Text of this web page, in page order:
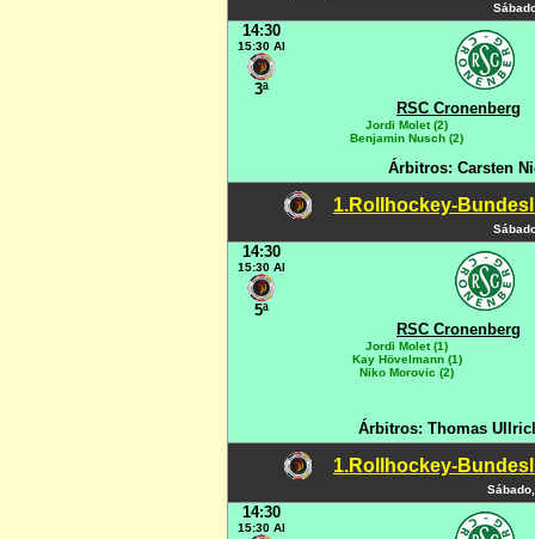
14:30
15:30 Al
3ª
RSC Cronenberg
Jordi Molet (2)
Benjamin Nusch (2)
Árbitros: Carsten
1.Rollhockey-
14:30
15:30 Al
5ª
RSC Cronenberg
Jordi Molet (1)
Kay Hövelmann (1)
Niko Morovic (2)
Árbitros: Thomas
1.Rollhockey-
14:30
15:30 Al